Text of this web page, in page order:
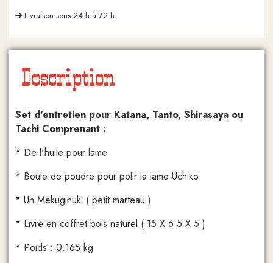
Livraison sous 24 h à 72 h
Description
Set d'entretien pour Katana, Tanto, Shirasaya ou
Tachi Comprenant :
* De l'huile pour lame
* Boule de poudre pour polir la lame Uchiko
* Un Mekuginuki ( petit marteau )
* Livré en coffret bois naturel ( 15 X 6.5 X 5 )
* Poids : 0.165 kg